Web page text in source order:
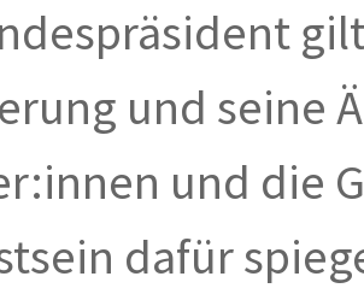
und seine
und die
dafür